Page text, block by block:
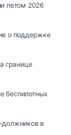
летом 2026
о поддержке
границе
беспилотных
должников в